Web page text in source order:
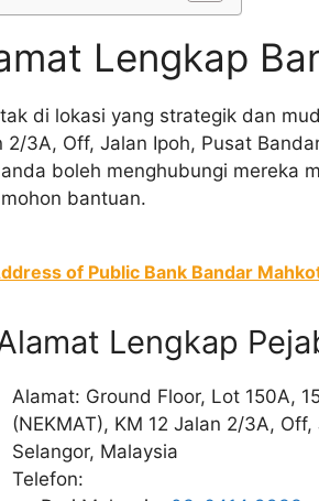
Lengkap
di lokasi yang strategik dan
2/3A, Off, Jalan Ipoh, Pusat
boleh menghubungi mereka
bantuan.
of Public Bank Bandar
Lengkap
Alamat: Ground Floor, Lot 150A,
(NEKMAT), KM 12 Jalan 2/3A,
Selangor, Malaysia
Telefon: